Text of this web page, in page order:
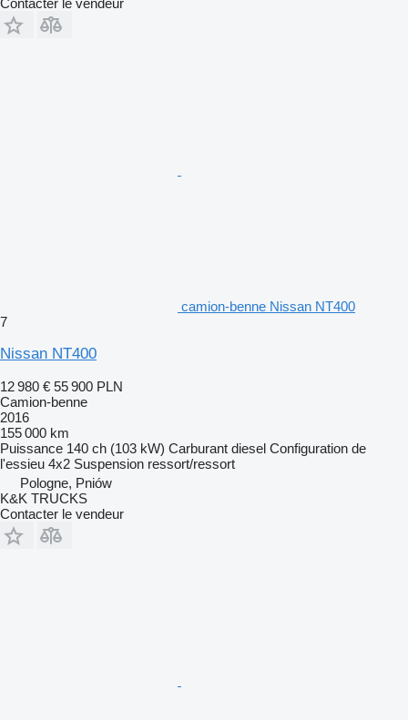
Contacter le vendeur
camion-benne Nissan NT400
7
Nissan NT400
12 980 € 55 900 PLN
Camion-benne
2016
155 000 km
Puissance 140 ch (103 kW) Carburant diesel Configuration de
l'essieu 4x2 Suspension ressort/ressort
Pologne, Pniów
K&K TRUCKS
Contacter le vendeur